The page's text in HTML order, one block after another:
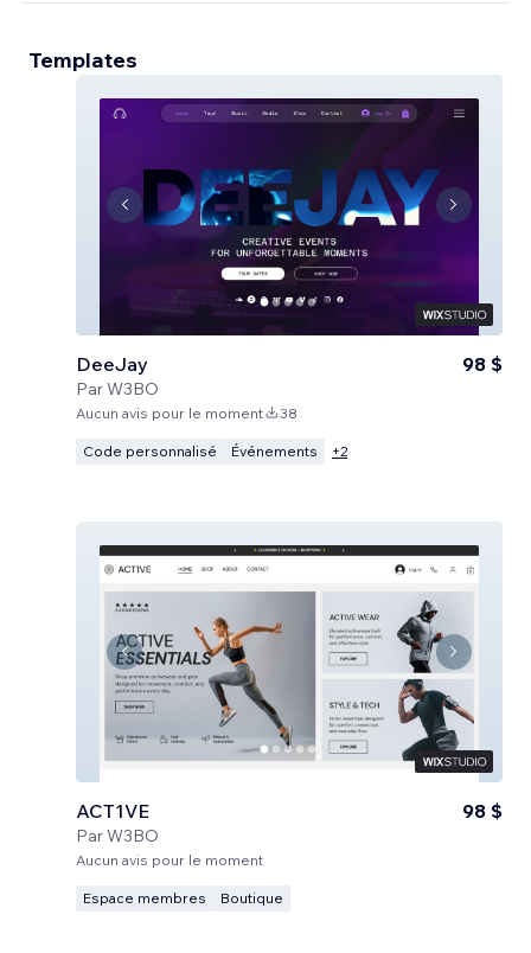
Templates
DeeJay
ParW3BO
98 $
Aucun avis pour le moment 38
Code personnalisé Événements +2
ACT1VE
ParW3BO
98 $
Aucun avis pour le moment
Espace membres Boutique